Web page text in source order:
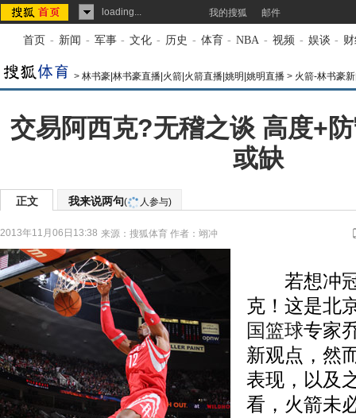
loading... 我的搜狐 邮件
首页 - 新闻 - 军事 - 文化 - 历史 - 体育 - NBA - 视频 - 娱谈 -
> 林书豪|林书豪直播|火箭|火箭直播|姚明|姚明直播 > 火箭-林书豪
交易阿西克?无稽之谈 高度+
或缺
正文 我来说两句( 人参与)
2013年11月06日13:38 来源： 搜狐体育 作者：翊冲
若想冲冠
克！这是北
国篮球专家
新观点，然
表现，以及
看，火箭未